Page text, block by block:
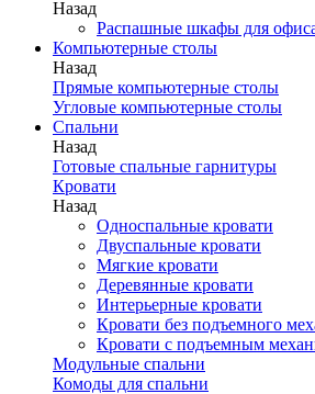
Назад
Распашные шкафы для
Компьютерные столы
Назад
Прямые компьютерные столы
Угловые компьютерные столы
Спальни
Назад
Готовые спальные гарнитуры
Кровати
Назад
Односпальные кровати
Двуспальные кровати
Мягкие кровати
Деревянные кровати
Интерьерные кровати
Кровати без подъемного
Кровати с подъемным
Модульные спальни
Комоды для спальни